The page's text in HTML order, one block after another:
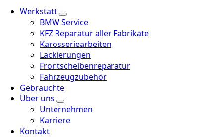
Werkstatt
BMW Service
KFZ Reparatur aller Fabrikate
Karosseriearbeiten
Lackierungen
Frontscheibenreparatur
Fahrzeugzubehör
Gebrauchte
Über uns
Unternehmen
Karriere
Kontakt